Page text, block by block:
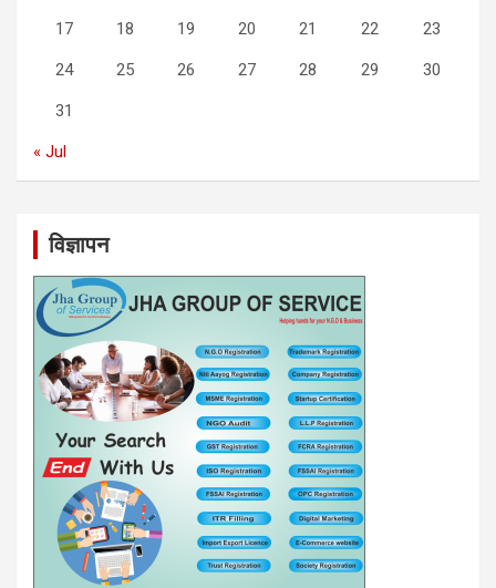
17 18 19 20 21 22 23
24 25 26 27 28 29 30
31
« Jul
विज्ञापन